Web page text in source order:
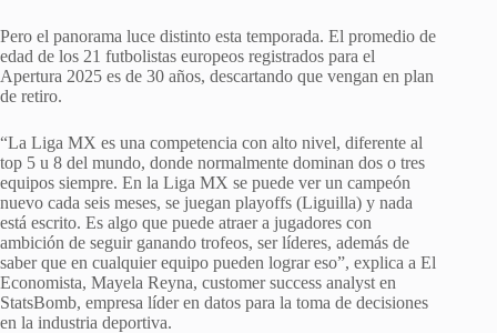
Pero el panorama luce distinto esta temporada. El promedio de
edad de los 21 futbolistas europeos registrados para el
Apertura 2025 es de 30 años, descartando que vengan en plan
de retiro.
“La Liga MX es una competencia con alto nivel, diferente al
top 5 u 8 del mundo, donde normalmente dominan dos o tres
equipos siempre. En la Liga MX se puede ver un campeón
nuevo cada seis meses, se juegan playoffs (Liguilla) y nada
está escrito. Es algo que puede atraer a jugadores con
ambición de seguir ganando trofeos, ser líderes, además de
saber que en cualquier equipo pueden lograr eso”, explica a El
Economista, Mayela Reyna, customer success analyst en
StatsBomb, empresa líder en datos para la toma de decisiones
en la industria deportiva.